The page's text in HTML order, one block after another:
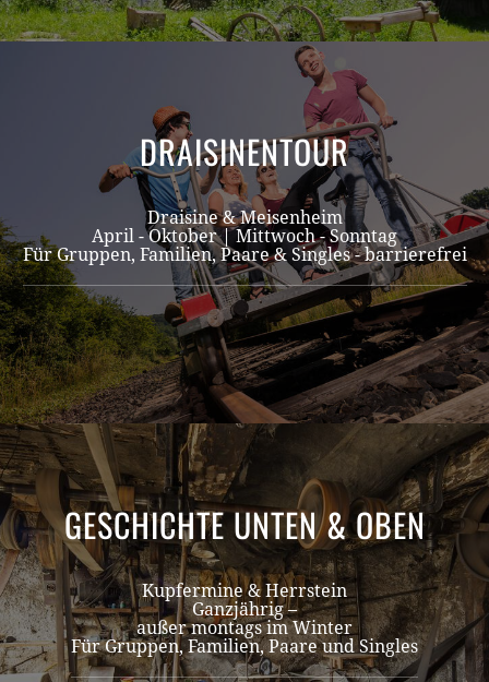
DRAISINENTOUR
Draisine & Meisenheim
April - Oktober | Mittwoch - Sonntag
Für Gruppen, Familien, Paare & Singles - barrierefrei
GESCHICHTE UNTEN & OBEN
Kupfermine & Herrstein
Ganzjährig –
außer montags im Winter
Für Gruppen, Familien, Paare und Singles